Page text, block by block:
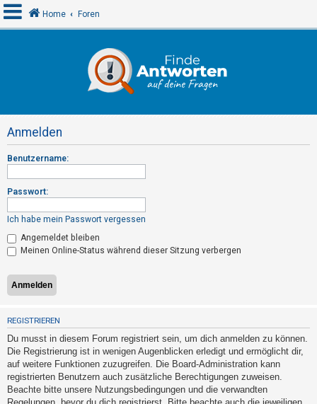
e
l
d
e
n
R
e
g
i
t
r
i
e
r
Home Foren
Anmelden
Benutzername:
Passwort:
Ich habe mein Passwort vergessen
Angemeldet bleiben
Meinen Online-Status während dieser Sitzung verbergen
REGISTRIEREN
Du musst in diesem Forum registriert sein, um dich anmelden zu können.
Die Registrierung ist in wenigen Augenblicken erledigt und ermöglicht dir,
auf weitere Funktionen zuzugreifen. Die Board-Administration kann
registrierten Benutzern auch zusätzliche Berechtigungen zuweisen.
Beachte bitte unsere Nutzungsbedingungen und die verwandten